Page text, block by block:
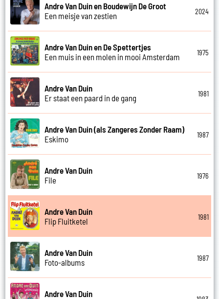
Andre Van Duin en Boudewijn De Groot
Een meisje van zestien
2024
Andre Van Duin en De Spettertjes
Een muis in een molen in mooi Amsterdam
1975
Andre Van Duin
Er staat een paard in de gang
1981
Andre Van Duin (als Zangeres Zonder Raam)
Eskimo
1987
Andre Van Duin
File
1976
Andre Van Duin
Flip Fluitketel
1981
Andre Van Duin
Foto-albums
1987
Andre Van Duin